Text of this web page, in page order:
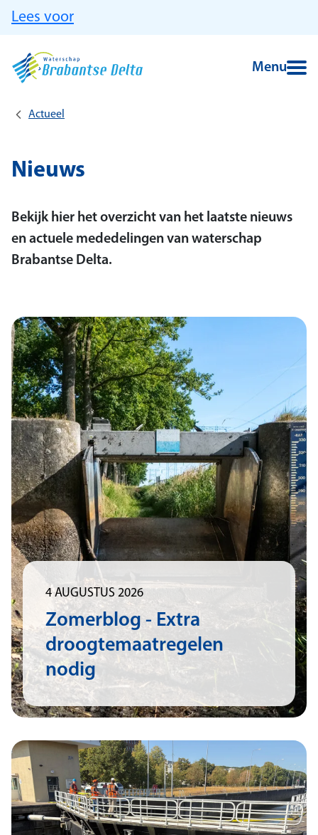
Ga naar hoofdinhoud
Lees voor
Menu
Actueel
Nieuws
Bekijk hier het overzicht van het laatste nieuws
en actuele mededelingen van waterschap
Brabantse Delta.
Zomerblog - Extra
droogtemaatregelen
nodig
4 AUGUSTUS 2026